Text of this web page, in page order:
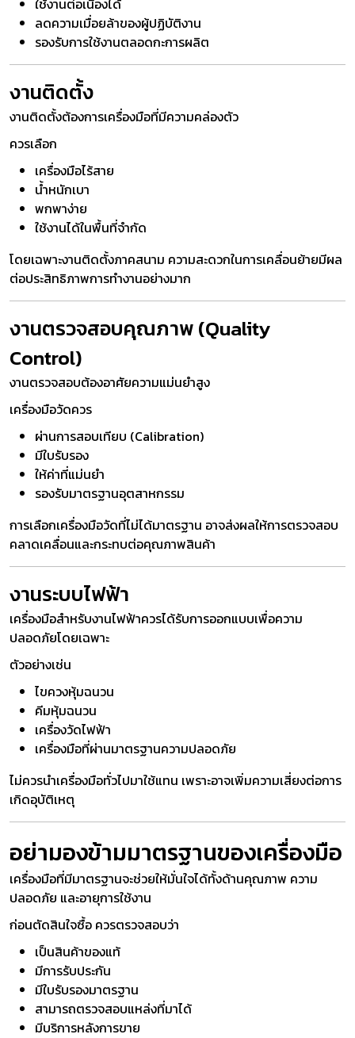
ใช้งานต่อเนื่องได้
ลดความเมื่อยล้าของผู้ปฏิบัติงาน
รองรับการใช้งานตลอดกะการผลิต
งานติดตั้ง
งานติดตั้งต้องการเครื่องมือที่มีความคล่องตัว
ควรเลือก
เครื่องมือไร้สาย
น้ำหนักเบา
พกพาง่าย
ใช้งานได้ในพื้นที่จำกัด
โดยเฉพาะงานติดตั้งภาคสนาม ความสะดวกในการเคลื่อนย้ายมีผล
ต่อประสิทธิภาพการทำงานอย่างมาก
งานตรวจสอบคุณภาพ (Quality
Control)
งานตรวจสอบต้องอาศัยความแม่นยำสูง
เครื่องมือวัดควร
ผ่านการสอบเทียบ (Calibration)
มีใบรับรอง
ให้ค่าที่แม่นยำ
รองรับมาตรฐานอุตสาหกรรม
การเลือกเครื่องมือวัดที่ไม่ได้มาตรฐาน อาจส่งผลให้การตรวจสอบ
คลาดเคลื่อนและกระทบต่อคุณภาพสินค้า
งานระบบไฟฟ้า
เครื่องมือสำหรับงานไฟฟ้าควรได้รับการออกแบบเพื่อความ
ปลอดภัยโดยเฉพาะ
ตัวอย่างเช่น
ไขควงหุ้มฉนวน
คีมหุ้มฉนวน
เครื่องวัดไฟฟ้า
เครื่องมือที่ผ่านมาตรฐานความปลอดภัย
ไม่ควรนำเครื่องมือทั่วไปมาใช้แทน เพราะอาจเพิ่มความเสี่ยงต่อการ
เกิดอุบัติเหตุ
อย่ามองข้ามมาตรฐานของเครื่องมือ
เครื่องมือที่มีมาตรฐานจะช่วยให้มั่นใจได้ทั้งด้านคุณภาพ ความ
ปลอดภัย และอายุการใช้งาน
ก่อนตัดสินใจซื้อ ควรตรวจสอบว่า
เป็นสินค้าของแท้
มีการรับประกัน
มีใบรับรองมาตรฐาน
สามารถตรวจสอบแหล่งที่มาได้
มีบริการหลังการขาย